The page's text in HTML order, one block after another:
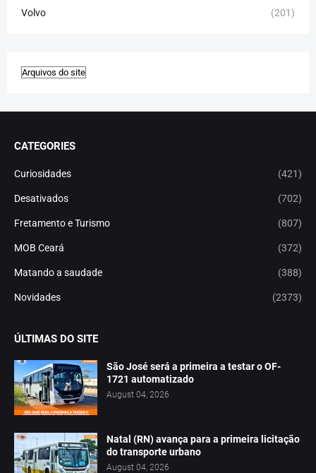
Volvo (201)
CATEGORIES
Curiosidades (421)
Desativados (702)
Fretamento e Turismo (807)
MOB Ceará (372)
Matando a saudade (388)
Novidades (2373)
ÚLTIMAS DO SITE
São José será a primeira a testar o OF-
1721 automatizado
August 04, 2026
Natal (RN) avança para a primeira licitação
do transporte urbano
August 04, 2026